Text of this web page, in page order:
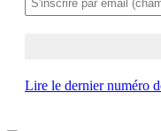
Lire le dernier numéro